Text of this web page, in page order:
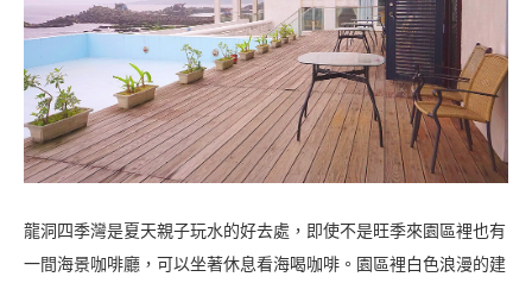
龍洞四季灣是夏天親子玩水的好去處，即使不是旺季來園區裡也有
一間海景咖啡廳，可以坐著休息看海喝咖啡。園區裡白色浪漫的建